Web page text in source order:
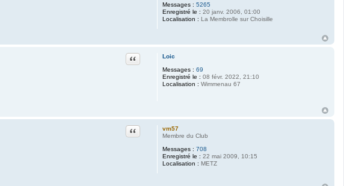
Messages : 5265
Enregistré le : 20 janv. 2006, 01:00
Localisation : La Membrolle sur Choisille
Loic
Messages : 69
Enregistré le : 08 févr. 2022, 21:10
Localisation : Wimmenau 67
Citation
vm57
Membre du Club
Messages : 708
Enregistré le : 22 mai 2009, 10:15
Localisation : METZ
Citation